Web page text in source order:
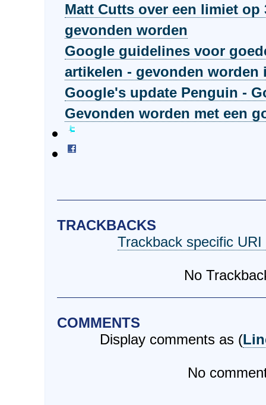
Matt Cutts over een limiet op
gevonden worden
Google guidelines voor
artikelen - gevonden worden
Google's update Penguin -
Gevonden worden met een
TRACKBACKS
Trackback specific
No
COMMENTS
Display comments as (
No